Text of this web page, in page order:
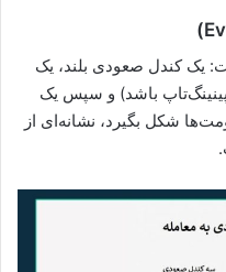
یک کندل صعودی بلند، یک
باشد) و سپس یک
شکل بگیرد، نشانه‌ای از